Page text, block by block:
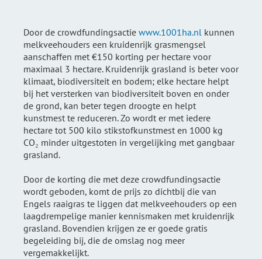
Door de crowdfundingsactie www.1001ha.nl kunnen
melkveehouders een kruidenrijk grasmengsel
aanschaffen met €150 korting per hectare voor
maximaal 3 hectare. Kruidenrijk grasland is beter voor
klimaat, biodiversiteit en bodem; elke hectare helpt
bij het versterken van biodiversiteit boven en onder
de grond, kan beter tegen droogte en helpt
kunstmest te reduceren. Zo wordt er met iedere
hectare tot 500 kilo stikstofkunstmest en 1000 kg
CO₂ minder uitgestoten in vergelijking met gangbaar
grasland.
Door de korting die met deze crowdfundingsactie
wordt geboden, komt de prijs zo dichtbij die van
Engels raaigras te liggen dat melkveehouders op een
laagdrempelige manier kennismaken met kruidenrijk
grasland. Bovendien krijgen ze er goede gratis
begeleiding bij, die de omslag nog meer
vergemakkelijkt.